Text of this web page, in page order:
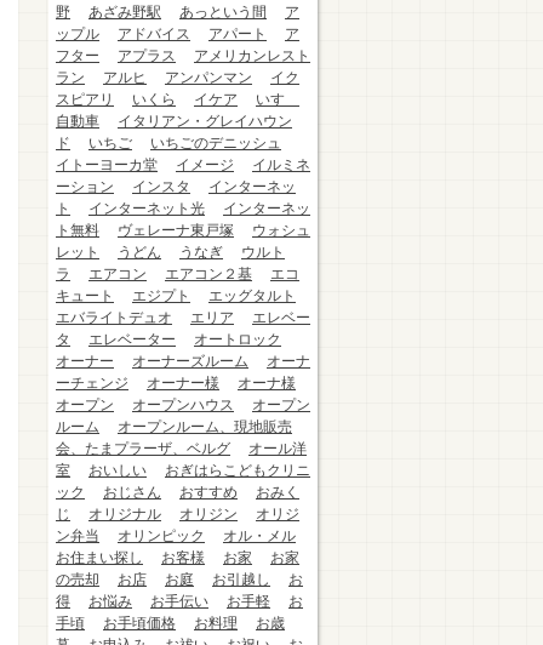
野
あざみ野駅 あっという間
ア
ップル
アドバイス アパート
ア
フター
アプラス
アメリカンレスト
ラン
アルヒ アンパンマン
イク
スピアリ
いくら イケア
いすゞ
自動車
イタリアン・グレイハウン
ド
いちご
いちごのデニッシュ
イトーヨーカ堂
イメージ
イルミネ
ーション
インスタ
インターネッ
ト
インターネット光
インターネッ
ト無料
ヴェレーナ東戸塚
ウォシュ
レット
うどん うなぎ
ウルト
ラ
エアコン エアコン２基
エコ
キュート
エジプト
エッグタルト
エバライトデュオ
エリア
エレベー
タ
エレベーター
オートロック
オーナー
オーナーズルーム
オーナ
ーチェンジ
オーナー様
オーナ様
オープン
オープンハウス
オープン
ルーム
オープンルーム、現地販売
会、たまプラーザ、ベルグ
オール洋
室
おいしい
おぎはらこどもクリニ
ック
おじさん おすすめ
おみく
じ
オリジナル オリジン
オリジ
ン弁当
オリンピック
オル・メル
お住まい探し
お客様 お家
お家
の売却
お店 お庭 お引越し
お
得
お悩み お手伝い お手軽
お
手頃
お手頃価格 お料理
お歳